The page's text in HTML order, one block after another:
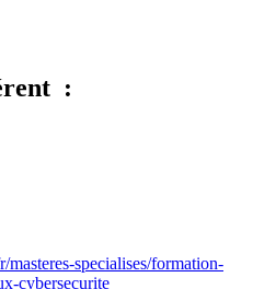
:
specialises/formation-
cybersecurite